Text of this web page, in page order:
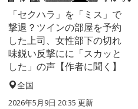
「セクハラ」を「ミス」で
撃退？ツインの部屋を予約
した上司、女性部下の切れ
味鋭い反撃にに「スカッと
した」の声【作者に聞く】
全国
2026年5月9日 20:35 更新